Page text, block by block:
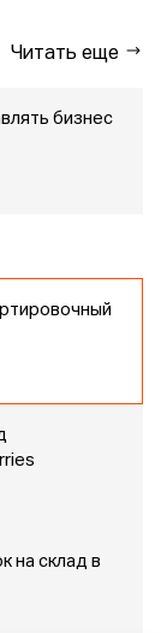
Читать еще
бизнес
на склад в